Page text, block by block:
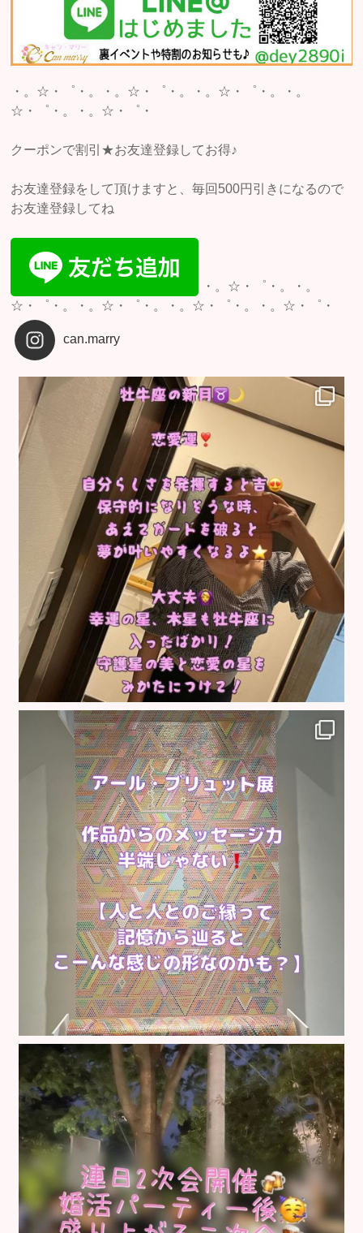
・。☆・゜・。・。☆・゜・。・。☆・゜・。・。
☆・゜・。・。☆・゜・
クーポンで割引★お友達登録してお得♪
お友達登録をして頂けますと、毎回500円引きになるので
お友達登録してね
・。☆・゜・。・。
☆・゜・。・。☆・゜・。・。☆・゜・。・。☆・゜・
can.marry